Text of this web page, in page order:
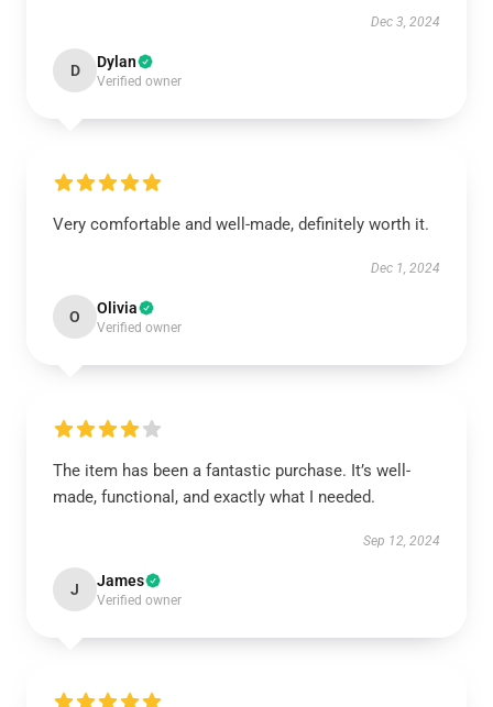
Dec 3, 2024
D Dylan
Verified owner
Very comfortable and well-made, definitely worth it.
Dec 1, 2024
O Olivia
Verified owner
The item has been a fantastic purchase. It’s well-
made, functional, and exactly what I needed.
Sep 12, 2024
J James
Verified owner